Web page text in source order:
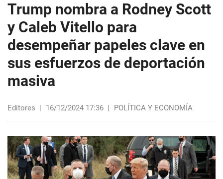
Trump nombra a Rodney Scott
y Caleb Vitello para
desempeñar papeles clave en
sus esfuerzos de deportación
masiva
Editores | 16/12/2024 17:36 | POLÍTICA Y ECONOMÍA